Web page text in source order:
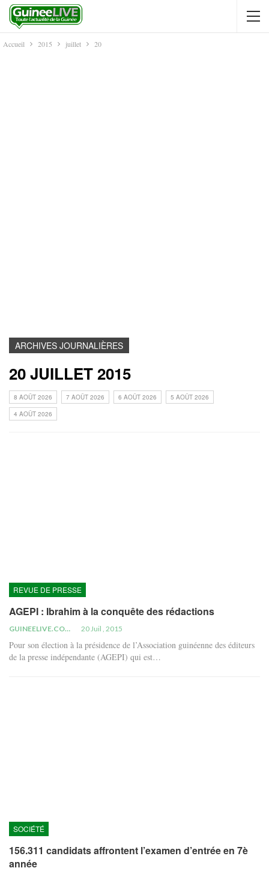
Accueil 2015 juillet 20
ARCHIVES JOURNALIÈRES
20 JUILLET 2015
8 AOÛT 2026 7 AOÛT 2026 6 AOÛT 2026
5 AOÛT 2026
4 AOÛT 2026
REVUE DE PRESSE
AGEPI : Ibrahim à la conquête des rédactions
GUINEELIVE.COM 20 Juil , 2015
Pour son élection à la présidence de l’Association guinéenne des éditeurs
de la presse indépendante (AGEPI) qui est…
SOCIÉTÉ
156.311 candidats affrontent l’examen d’entrée en 7è
année